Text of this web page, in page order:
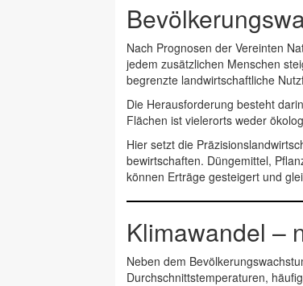
Nach Prognosen der Vereinten
jedem zusätzlichen Menschen
begrenzte landwirtschaftliche
Die Herausforderung besteht
Flächen ist vielerorts weder
Hier setzt die
bewirtschaften. Düngemittel,
können Erträge gesteigert und
Klimawandel –
Neben dem
Durchschnittstemperaturen,